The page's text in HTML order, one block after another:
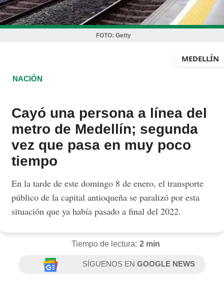
FOTO: Getty
MEDELLÍN
NACIÓN
Cayó una persona a línea del
metro de Medellín; segunda
vez que pasa en muy poco
tiempo
En la tarde de este domingo 8 de enero, el transporte
público de la capital antioqueña se paralizó por esta
situación que ya había pasado a final del 2022.
Tiempo de lectura: 2 min
SÍGUENOS ENGOOGLE NEWS